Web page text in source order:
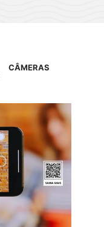
CÂMERAS